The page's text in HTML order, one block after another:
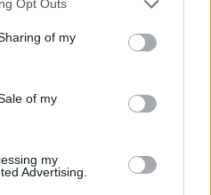
Opt Outs
of my
of my
my
Advertising.